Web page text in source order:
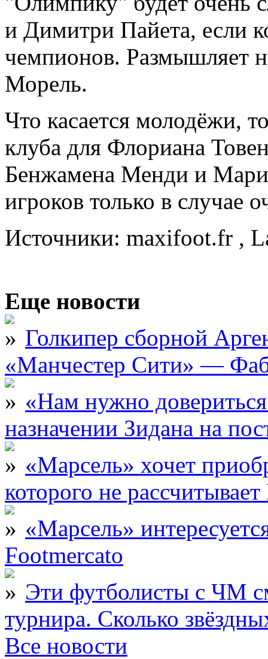
и Димитри Пайета, если
чемпионов. Размышляет
Морель.
Что касается молодёжи,
клуба для Флориана
Бенжамена Менди и
игроков только в случае
Источники: maxifoot.fr ,
Еще новости
Голкипер сборной
«Манчестер Сити» —
«Нам нужно
назначении Зидана на
«Марсель» хочет
которого не
«Марсель»
Footmercato
Эти футболисты с ЧМ
турнира. Сколько
Все новости